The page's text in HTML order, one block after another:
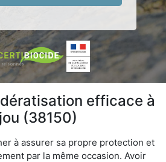
efficace à
(38150)
à assurer sa propre protection et
par la même occasion. Avoir